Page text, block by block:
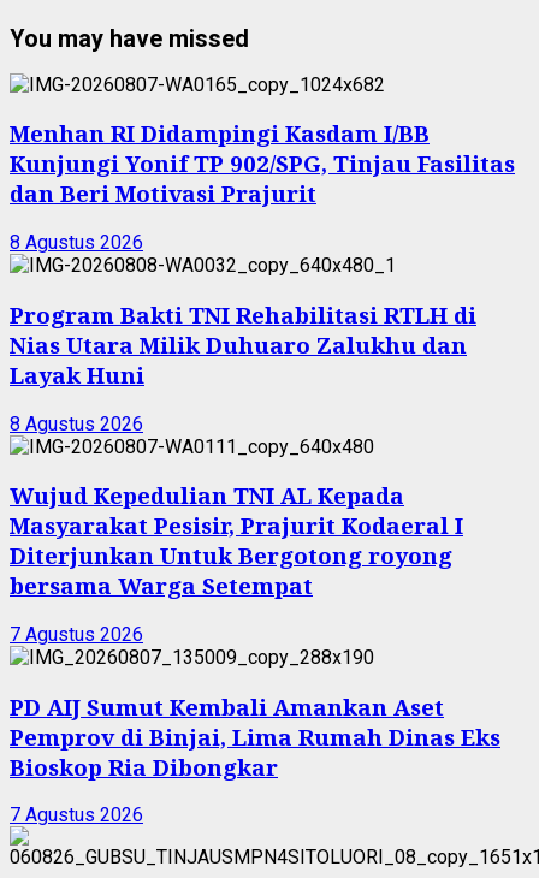
You may have missed
Menhan RI Didampingi Kasdam I/BB
Kunjungi Yonif TP 902/SPG, Tinjau Fasilitas
dan Beri Motivasi Prajurit
8 Agustus 2026
Program Bakti TNI Rehabilitasi RTLH di
Nias Utara Milik Duhuaro Zalukhu dan
Layak Huni
8 Agustus 2026
Wujud Kepedulian TNI AL Kepada
Masyarakat Pesisir, Prajurit Kodaeral I
Diterjunkan Untuk Bergotong royong
bersama Warga Setempat
7 Agustus 2026
PD AIJ Sumut Kembali Amankan Aset
Pemprov di Binjai, Lima Rumah Dinas Eks
Bioskop Ria Dibongkar
7 Agustus 2026